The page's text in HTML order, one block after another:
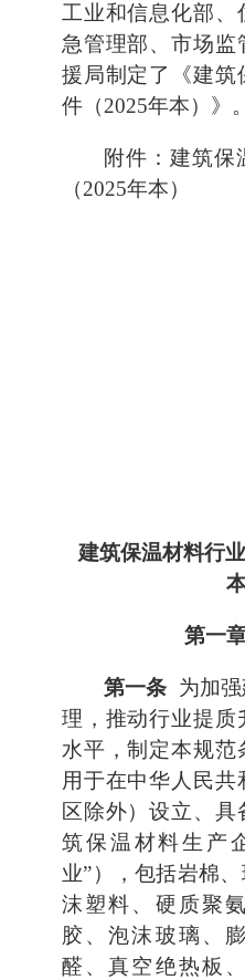
工业和信息化部、
急管理部、市场监
援局制定了《建筑
件（2025年本）》
附件：建筑保
（2025年本）
建筑保温材料行
第一
第一条 为加
理，推动行业提质
水平，制定本规范
用于在中华人民
区除外）设立、
筑保温材料生产
业”），包括岩棉
沫塑料、硬质聚
胶、泡沫玻璃、
醛、真空绝热板